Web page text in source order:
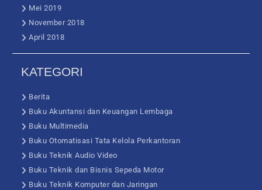
Mei 2019
November 2018
April 2018
KATEGORI
Berita
Buku Akuntansi dan Keuangan Lembaga
Buku Multimedia
Buku Otomatisasi Tata Kelola Perkantoran
Buku Teknik Audio Video
Buku Teknik dan Bisnis Sepeda Motor
Buku Teknik Komputer dan Jaringan